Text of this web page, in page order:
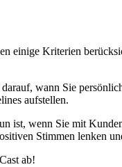
einige Kriterien
wann Sie
aufstellen.
ist, wenn Sie mit
Stimmen lenken
ab!